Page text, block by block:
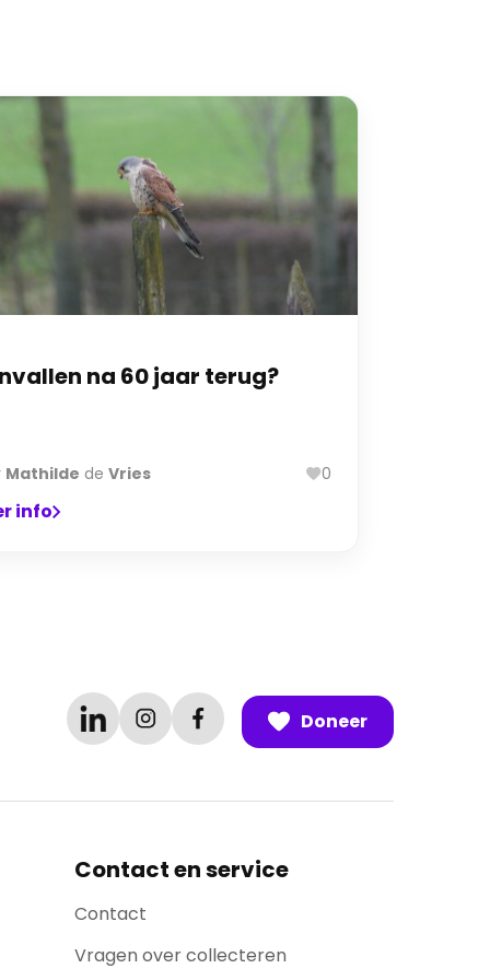
na 60 jaar terug?
Mathilde de Vries 0
info
Doneer
Contact en service
Contact
Vragen over collecteren